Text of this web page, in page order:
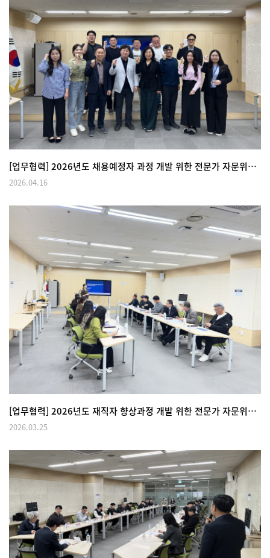
[업무협력] 2026년도 채용예정자 과정 개발 위한 전문가 자문위원 회의(FGI) 개최
2026.04.16
[업무협력] 2026년도 재직자 향상과정 개발 위한 전문가 자문위원 회의(FGI) 개최
2026.03.25